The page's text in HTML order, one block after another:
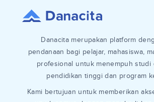
Danacita merupakan platform
pendanaan bagi pelajar, mahasiswa,
profesional untuk menempuh studi
pendidikan tinggi dan program
Kami bertujuan untuk memberikan